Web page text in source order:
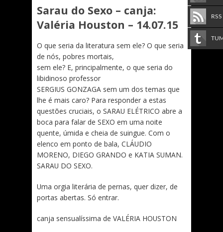
Sarau do Sexo – canja:
Valéria Houston – 14.07.15
O que seria da literatura sem ele? O que seria
de nós, pobres mortais,
sem ele? E, principalmente, o que seria do
libidinoso professor
SERGIUS GONZAGA sem um dos temas que
lhe é mais caro? Para responder a estas
questões cruciais, o SARAU ELÉTRICO abre a
boca para falar de SEXO em uma noite
quente, úmida e cheia de suingue. Com o
elenco em ponto de bala, CLÁUDIO
MORENO, DIEGO GRANDO e KATIA SUMAN.
SARAU DO SEXO.
Uma orgia literária de pernas, quer dizer, de
portas abertas. Só entrar.
canja sensualíssima de VALÉRIA HOUSTON
RSS